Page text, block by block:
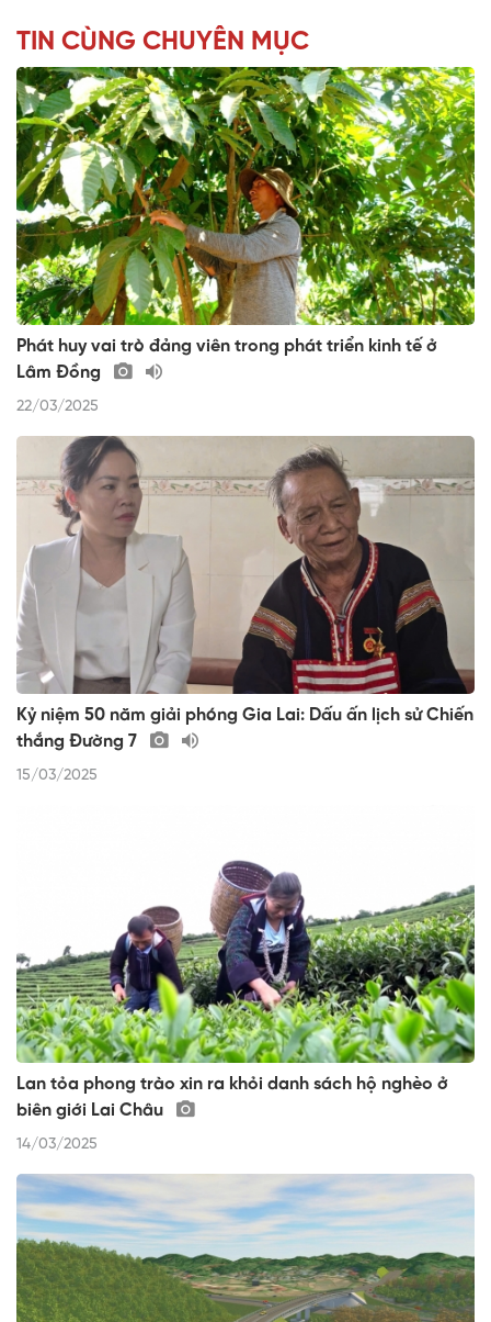
TIN CÙNG CHUYÊN MỤC
Phát huy vai trò đảng viên trong phát triển kinh tế ở
Lâm Đồng
22/03/2025
Kỷ niệm 50 năm giải phóng Gia Lai: Dấu ấn lịch sử Chiến
thắng Đường 7
15/03/2025
Lan tỏa phong trào xin ra khỏi danh sách hộ nghèo ở
biên giới Lai Châu
14/03/2025